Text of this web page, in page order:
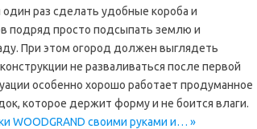
один раз сделать удобные короба и
подряд просто подсыпать землю и
При этом огород должен выглядеть
не разваливаться после первой
особенно хорошо работает продуманное
которое держит форму и не боится влаги.
WOODGRAND своими руками и… »